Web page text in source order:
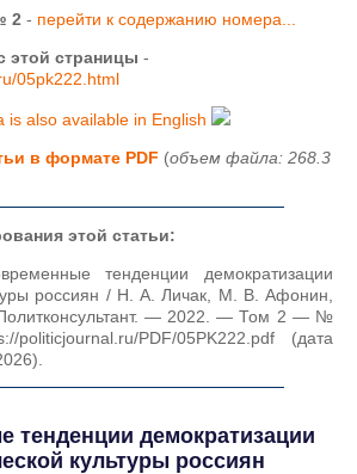
2 - перейти к содержанию номера...
этой страницы -
05pk222.html
is also available in English
в формате PDF (объем файла: 268.3
этой статьи:
тенденции демократизации
россиян / Н. А. Личак, М. В. Афонин,
— 2022. — Том 2 — №
PDF/05PK222.pdf (дата
тенденции демократизации
культуры россиян